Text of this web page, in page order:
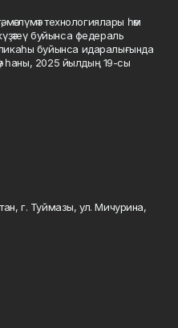
технологиялары һәм
буйынса федераль
буйынса идаралығында
һаны, 2025 йылдың 19-сы
г. Туймазы, ул. Мичурина,